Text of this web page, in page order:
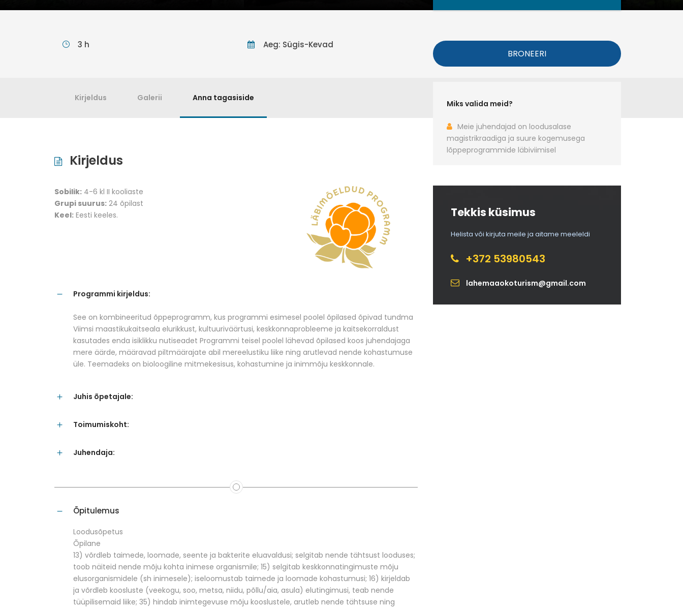
BRONEERI
Miks valida meid?
Meie juhendajad on loodusalase
magistrikraadiga ja suure kogemusega
lõppeprogrammide läbiviimisel
Tekkis küsimus
Helista või kirjuta meile ja aitame meeleldi
+372 53980543
lahemaaokoturism@gmail.com
3 h Aeg: Sügis-Kevad
Kirjeldus Galerii Anna tagasiside
Kirjeldus
Sobilik: 4-6 kl II kooliaste
Grupi suurus: 24 õpilast
Keel: Eesti keeles.
Programmi kirjeldus:
See on kombineeritud õppeprogramm, kus programmi esimesel poolel õpilased õpivad tundma
Viimsi maastikukaitseala elurikkust, kultuuriväärtusi, keskkonnaprobleeme ja kaitsekorraldust
kasutades enda isiklikku nutiseadet Programmi teisel poolel lähevad õpilased koos juhendajaga
mere äärde, määravad piltmäärajate abil mereelustiku liike ning arutlevad nende kohastumuse
üle. Teemadeks on bioloogiline mitmekesisus, kohastumine ja inimmõju keskkonnale.
Juhis õpetajale:
Toimumiskoht:
Juhendaja:
Õpitulemus
Loodusõpetus
Õpilane
13) võrdleb taimede, loomade, seente ja bakterite eluavaldusi; selgitab nende tähtsust looduses;
toob näiteid nende mõju kohta inimese organismile; 15) selgitab keskkonnatingimuste mõju
elusorganismidele (sh inimesele); iseloomustab taimede ja loomade kohastumusi; 16) kirjeldab
ja võrdleb koosluste (veekogu, soo, metsa, niidu, põllu/aia, asula) elutingimusi, teab nende
tüüpilisemaid liike; 35) hindab inimtegevuse mõju kooslustele, arutleb nende tähtsuse ning